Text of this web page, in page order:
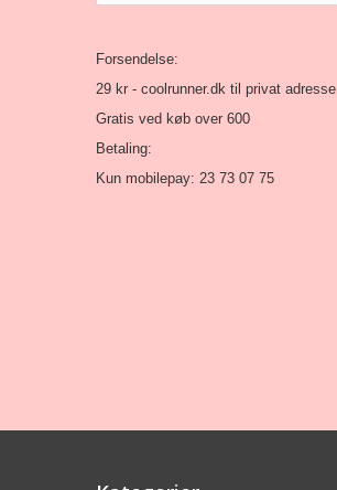
Forsendelse:
29 kr - coolrunner.dk til privat adresse
Gratis ved køb over 600
Betaling:
Kun mobilepay: 23 73 07 75